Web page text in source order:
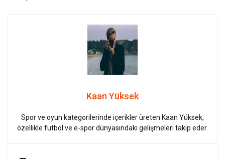
Kaan Yüksek
Spor ve oyun kategorilerinde içerikler üreten Kaan Yüksek,
özellikle futbol ve e-spor dünyasındaki gelişmeleri takip eder.